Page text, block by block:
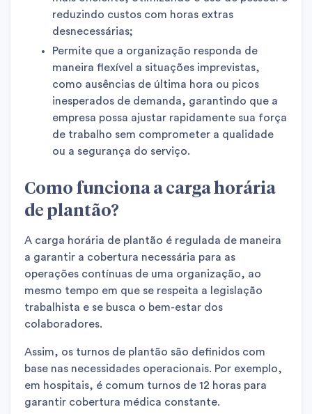
reduzindo custos com horas extras
desnecessárias;
Permite que a organização responda de
maneira flexível a situações imprevistas,
como ausências de última hora ou picos
inesperados de demanda, garantindo que a
empresa possa ajustar rapidamente sua força
de trabalho sem comprometer a qualidade
ou a segurança do serviço.
Como funciona a carga horária
de plantão?
A carga horária de plantão é regulada de maneira
a garantir a cobertura necessária para as
operações contínuas de uma organização, ao
mesmo tempo em que se respeita a legislação
trabalhista e se busca o bem-estar dos
colaboradores.
Assim, os turnos de plantão são definidos com
base nas necessidades operacionais. Por exemplo,
em hospitais, é comum turnos de 12 horas para
garantir cobertura médica constante.